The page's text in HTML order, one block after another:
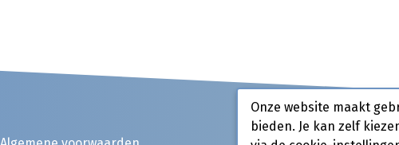
Onze website maakt
bieden. Je kan zelf